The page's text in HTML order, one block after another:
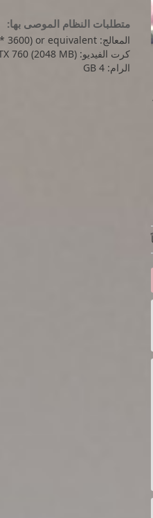
متطلبات النظام الموصى بها:
المعالج: Intel Core i3-4160 (2 * 3600) or equivalent
كرت الفيديو: GeForce GTX 760 (2048 MB)
الرام: 4 GB